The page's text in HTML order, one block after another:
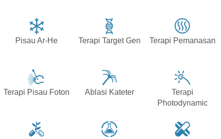
Pisau Ar-He Terapi Target Gen Terapi Pemanasan
Terapi Pisau Foton Ablasi Kateter
Terapi
Photodynamic